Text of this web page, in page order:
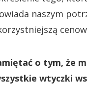
naszym
o tym, że
wtyczki